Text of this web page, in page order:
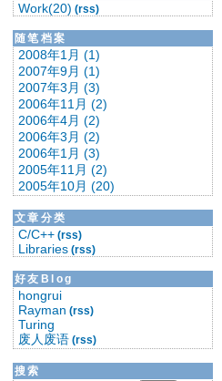
Work(20) (rss)
随笔档案
2008年1月 (1)
2007年9月 (1)
2007年3月 (3)
2006年11月 (2)
2006年4月 (2)
2006年3月 (2)
2006年1月 (3)
2005年11月 (2)
2005年10月 (20)
文章分类
C/C++ (rss)
Libraries (rss)
好友Blog
hongrui
Rayman (rss)
Turing
废人废语 (rss)
搜索